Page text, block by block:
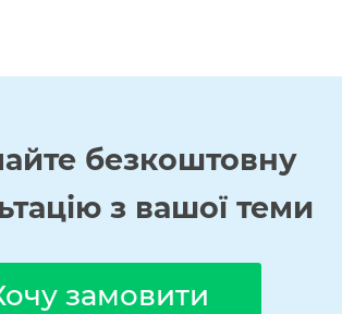
безкоштовну
з вашої теми
замовити